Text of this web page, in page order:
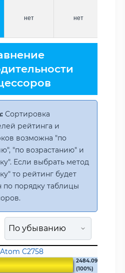
нет нет
Сортировка
рейтинга и
возможна "по
"по возрастанию" и
Если выбрать метод
то рейтинг будет
по порядку таблицы
C2758
2484.09
(100%)